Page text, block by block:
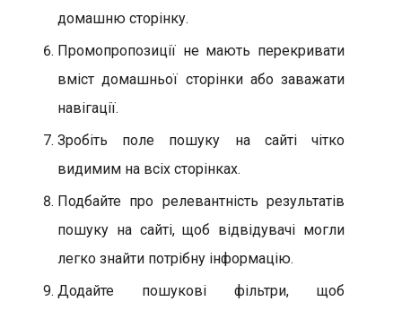
домашню сторінку.
Промопропозиції не мають перекривати
вміст домашньої сторінки або заважати
навігації.
Зробіть поле пошуку на сайті чітко
видимим на всіх сторінках.
Подбайте про релевантність результатів
пошуку на сайті, щоб відвідувачі могли
легко знайти потрібну інформацію.
Додайте пошукові фільтри, щоб